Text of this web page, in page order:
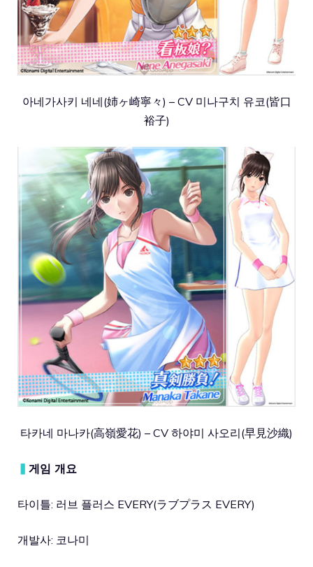
아네가사키 네네(姉ヶ崎寧々) – CV 미나구치 유코(皆口
裕子)
타카네 마나카(高嶺愛花) – CV 하야미 사오리(早見沙織)
▍ 게임 개요
타이틀: 러브 플러스 EVERY(ラブプラス EVERY)
개발사: 코나미